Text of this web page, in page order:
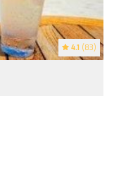
4.1 (83)